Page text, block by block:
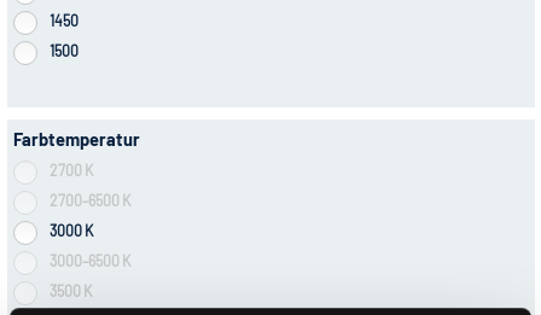
1450
1500
Farbtemperatur
2700 K
2700–6500 K
3000 K
3000–6500 K
3500 K